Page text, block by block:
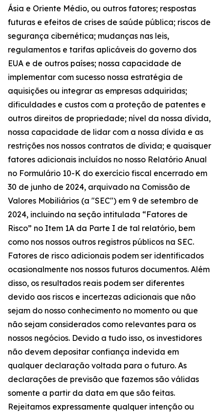
Ásia e Oriente Médio, ou outros fatores; respostas
futuras e efeitos de crises de saúde pública; riscos de
segurança cibernética; mudanças nas leis,
regulamentos e tarifas aplicáveis do governo dos
EUA e de outros países; nossa capacidade de
implementar com sucesso nossa estratégia de
aquisições ou integrar as empresas adquiridas;
dificuldades e custos com a proteção de patentes e
outros direitos de propriedade; nível da nossa dívida,
nossa capacidade de lidar com a nossa dívida e as
restrições nos nossos contratos de dívida; e quaisquer
fatores adicionais incluídos no nosso Relatório Anual
no Formulário 10-K do exercício fiscal encerrado em
30 de junho de 2024, arquivado na Comissão de
Valores Mobiliários (a "SEC") em 9 de setembro de
2024, incluindo na seção intitulada “Fatores de
Risco” no Item 1A da Parte I de tal relatório, bem
como nos nossos outros registros públicos na SEC.
Fatores de risco adicionais podem ser identificados
ocasionalmente nos nossos futuros documentos. Além
disso, os resultados reais podem ser diferentes
devido aos riscos e incertezas adicionais que não
sejam do nosso conhecimento no momento ou que
não sejam considerados como relevantes para os
nossos negócios. Devido a tudo isso, os investidores
não devem depositar confiança indevida em
qualquer declaração voltada para o futuro. As
declarações de previsão que fazemos são válidas
somente a partir da data em que são feitas.
Rejeitamos expressamente qualquer intenção ou